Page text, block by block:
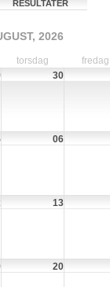
RESULTATER
2026
torsdag
fredag
30
06
13
20